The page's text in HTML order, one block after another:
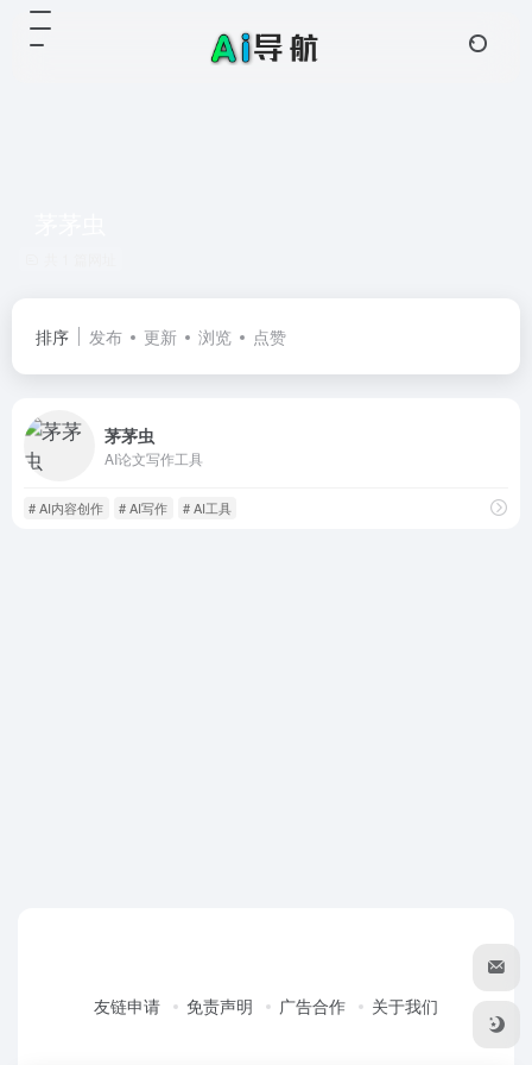
排序 发布 更新 浏览 点赞
茅茅虫
AI论文写作工具
# AI内容创作 # AI写作 # AI工具
友链申请 免责声明 广告合作 关于我们